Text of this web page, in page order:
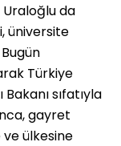
Uraloğlu da
üniversite
Türkiye
sıfatıyla
gayret
ülkesine